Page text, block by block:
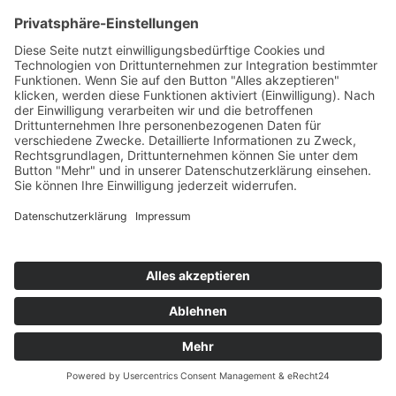
Telefon: (0711) 2332 03
E-Mail: info@sukkysdoglife.de
Versand & Lieferung
Zahlungsarten
Copyright © 2026 Sukkys DogLife Powered by MediaCom-